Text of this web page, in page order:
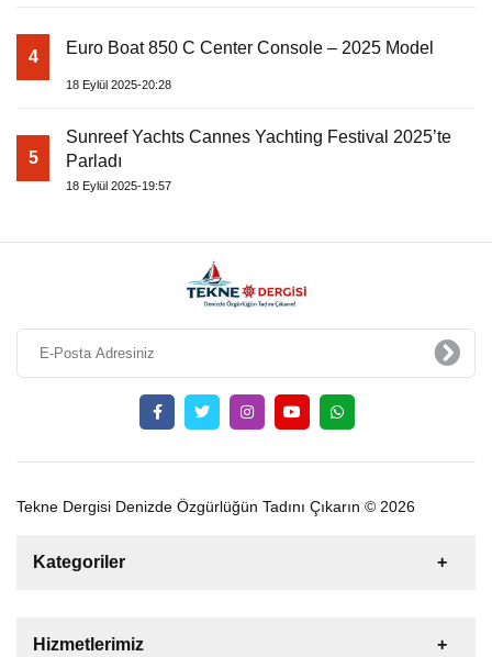
4 Euro Boat 850 C Center Console – 2025 Model
18 Eylül 2025-20:28
5
Sunreef Yachts Cannes Yachting Festival 2025’te
Parladı
18 Eylül 2025-19:57
Tekne Dergisi Denizde Özgürlüğün Tadını Çıkarın © 2026
Kategoriler
Tekne
Hizmetlerimiz